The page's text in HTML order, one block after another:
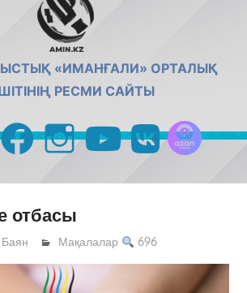
«ИМАНҒАЛИ» ОРТАЛЫҚ
РЕСМИ САЙТЫ
facebookinstagramyoutubevk
отбасы
Баян Мақалалар 696